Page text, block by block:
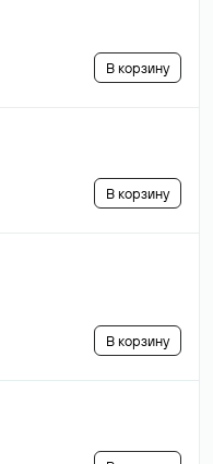
В корзину
В корзину
В корзину